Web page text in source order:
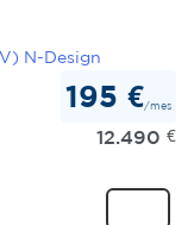
195 €/mes
12.490 €